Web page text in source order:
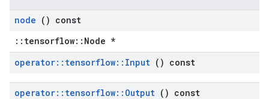
node () const
::tensorflow::Node *
operator:: tensorflow:: Input () const
operator:: tensorflow:: Output () const